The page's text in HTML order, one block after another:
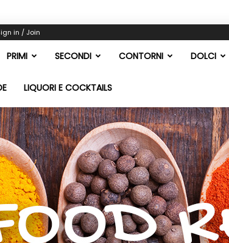
in / Join
PRIMI SECONDI CONTORNI DOLCI
LIQUORI E COCKTAILS